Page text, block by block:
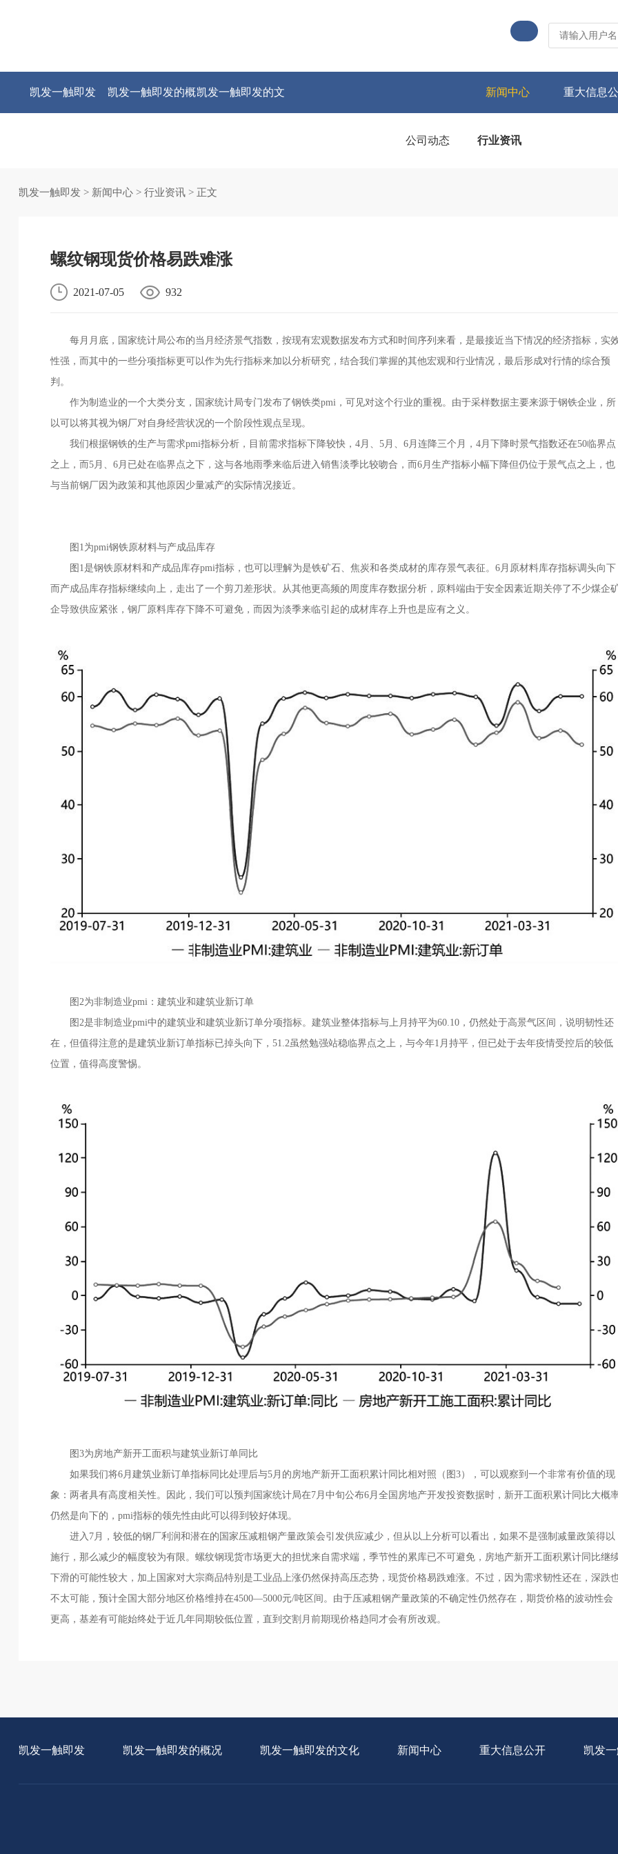
凯发一触即发 凯发一触即发的概凯发一触即发的文 新闻中心 重大信息
公司动态 行业资讯
凯发一触即发> 新闻中心> 行业资讯> 正文
螺纹钢现货价格易跌难涨
2021-07-05 932
每月月底，国家统计局公布的当月经济景气指数，按现有宏观数据发布方式和时间序列来看，是最接近当下情况的经济指标，实
性强，而其中的一些分项指标更可以作为先行指标来加以分析研究，结合我们掌握的其他宏观和行业情况，最后形成对行情的综合预
判。
作为制造业的一个大类分支，国家统计局专门发布了钢铁类pmi，可见对这个行业的重视。由于采样数据主要来源于钢铁企业，所
以可以将其视为钢厂对自身经营状况的一个阶段性观点呈现。
我们根据钢铁的生产与需求pmi指标分析，目前需求指标下降较快，4月、5月、6月连降三个月，4月下降时景气指数还在50临界点
之上，而5月、6月已处在临界点之下，这与各地雨季来临后进入销售淡季比较吻合，而6月生产指标小幅下降但仍位于景气点之上，也
与当前钢厂因为政策和其他原因少量减产的实际情况接近。
图1为pmi钢铁原材料与产成品库存
图1是钢铁原材料和产成品库存pmi指标，也可以理解为是铁矿石、焦炭和各类成材的库存景气表征。6月原材料库存指标调头向下
而产成品库存指标继续向上，走出了一个剪刀差形状。从其他更高频的周度库存数据分析，原料端由于安全因素近期关停了不少煤企
企导致供应紧张，钢厂原料库存下降不可避免，而因为淡季来临引起的成材库存上升也是应有之义。
图2为非制造业pmi：建筑业和建筑业新订单
图2是非制造业pmi中的建筑业和建筑业新订单分项指标。建筑业整体指标与上月持平为60.10，仍然处于高景气区间，说明韧性还
在，但值得注意的是建筑业新订单指标已掉头向下，51.2虽然勉强站稳临界点之上，与今年1月持平，但已处于去年疫情受控后的较低
位置，值得高度警惕。
图3为房地产新开工面积与建筑业新订单同比
如果我们将6月建筑业新订单指标同比处理后与5月的房地产新开工面积累计同比相对照（图3），可以观察到一个非常有价值的现
象：两者具有高度相关性。因此，我们可以预判国家统计局在7月中旬公布6月全国房地产开发投资数据时，新开工面积累计同比大概
仍然是向下的，pmi指标的领先性由此可以得到较好体现。
进入7月，较低的钢厂利润和潜在的国家压减粗钢产量政策会引发供应减少，但从以上分析可以看出，如果不是强制减量政策得以
施行，那么减少的幅度较为有限。螺纹钢现货市场更大的担忧来自需求端，季节性的累库已不可避免，房地产新开工面积累计同比继
下滑的可能性较大，加上国家对大宗商品特别是工业品上涨仍然保持高压态势，现货价格易跌难涨。不过，因为需求韧性还在，深跌
不太可能，预计全国大部分地区价格维持在4500—5000元/吨区间。由于压减粗钢产量政策的不确定性仍然存在，期货价格的波动性会
更高，基差有可能始终处于近几年同期较低位置，直到交割月前期现价格趋同才会有所改观。
凯发一触即发 凯发一触即发的概况 凯发一触即发的文化 新闻中心 重大信息公开 凯发